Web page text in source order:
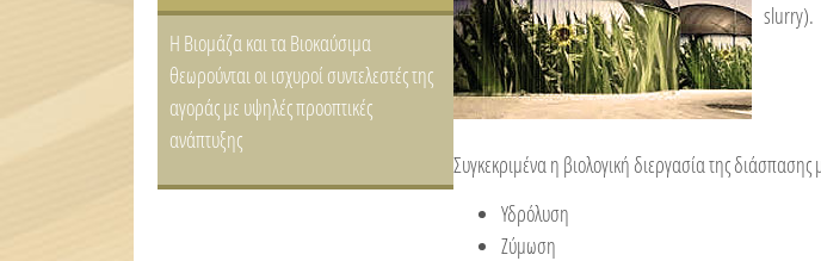
Η Βιομάζα και τα Βιοκαύσιμα
θεωρούνται οι ισχυροί συντελεστές της
αγοράς με υψηλές προοπτικές
ανάπτυξης
slurry).
Συγκεκριμένα η βιολογική διεργασία της
Υδρόλυση
Ζύµωση